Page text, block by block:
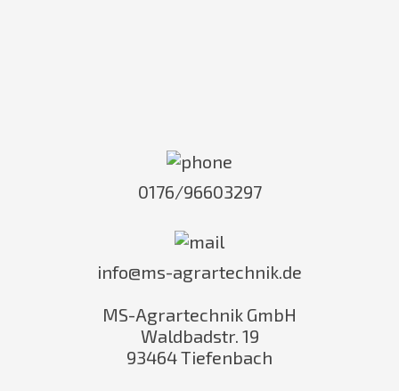
0176/96603297
info@ms-agrartechnik.de
MS-Agrartechnik GmbH
Waldbadstr. 19
93464 Tiefenbach